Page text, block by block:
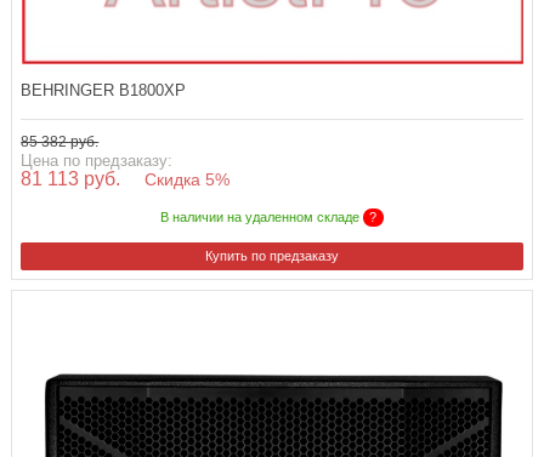
BEHRINGER B1800XP
85 382 руб.
Цена по предзаказу:
81 113 руб. Скидка 5%
В наличии на удаленном складе ?
Купить по предзаказу